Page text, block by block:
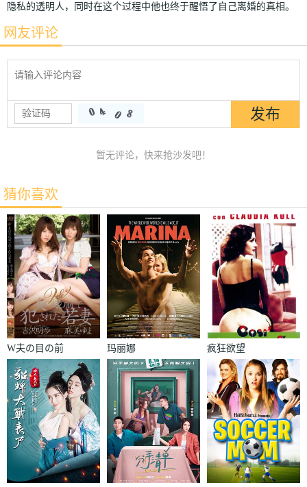
隐私的透明人，同时在这个过程中他也终于醒悟了自己离婚的真相。
网友评论
暂无评论，快来抢沙发吧！
猜你喜欢
W夫の目の前
で犯された若
妻
玛丽娜 疯狂欲望